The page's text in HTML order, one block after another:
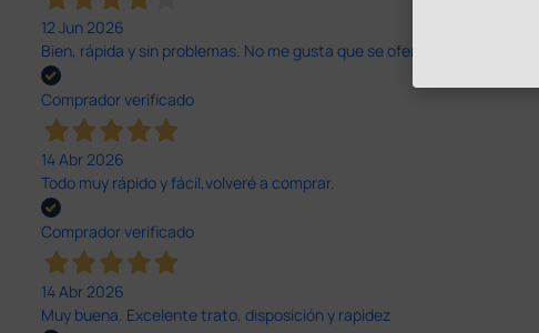
12 Jun 2026
Bien, rápida y sin problemas. No me gusta que se oferten productos
Comprador verificado
14 Abr 2026
Todo muy rápido y fácil,volveré a comprar.
Comprador verificado
14 Abr 2026
Muy buena. Excelente trato, disposición y rapidez